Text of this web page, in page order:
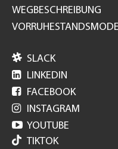
WEGBESCHREIBUNG
 SLACK
 LINKEDIN
 FACEBOOK
 INSTAGRAM
 YOUTUBE
TIKTOK